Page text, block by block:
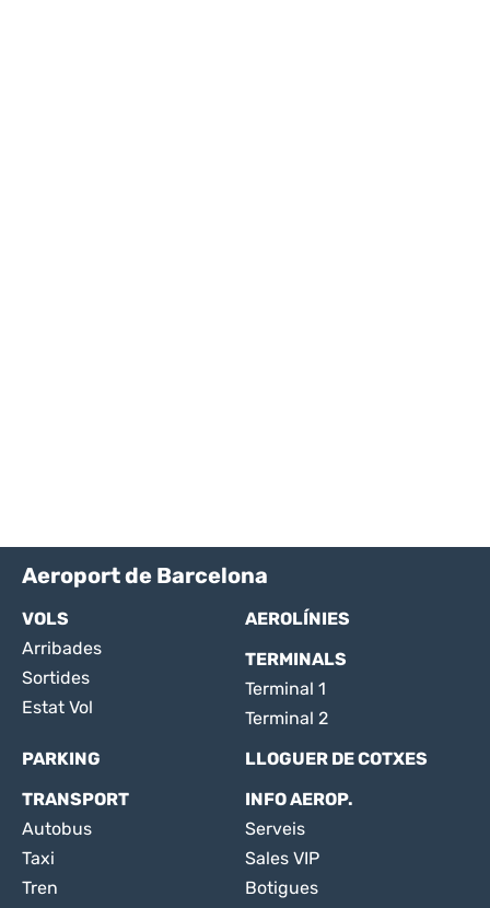
Aeroport de Barcelona
VOLS
Arribades
Sortides
Estat Vol
AEROLÍNIES
TERMINALS
Terminal 1
Terminal 2
PARKING
LLOGUER DE COTXES
TRANSPORT
Autobus
Taxi
Tren
INFO AEROP.
Serveis
Sales VIP
Botigues